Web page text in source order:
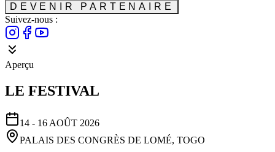
DEVENIR PARTENAIRE
Suivez-nous :
Aperçu
LE FESTIVAL
14 - 16 AOÛT 2026
PALAIS DES CONGRÈS DE LOMÉ, TOGO